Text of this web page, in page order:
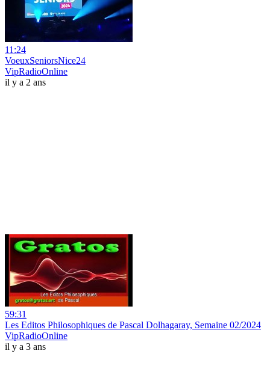
11:24
VoeuxSeniorsNice24
VipRadioOnline
il y a 2 ans
59:31
Les Editos Philosophiques de Pascal Dolhagaray, Semaine 02/2024
VipRadioOnline
il y a 3 ans